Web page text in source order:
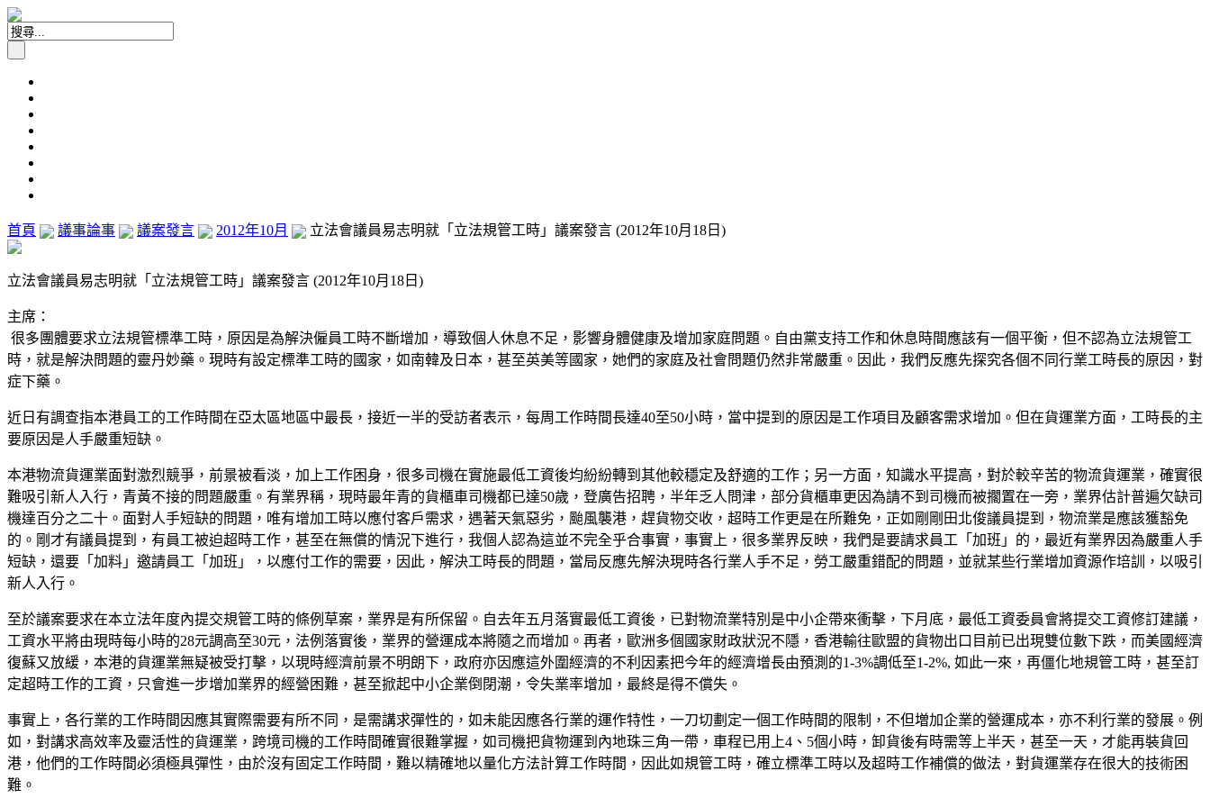
首頁 議事論事 議案發言 2012年10月 立法會議員易志明就「立法規管工時」議案發言 (2012年10月18日)
立法會議員易志明就「立法規管工時」議案發言 (2012年10月18日)
主席：
很多團體要求立法規管標準工時，原因是為解決僱員工時不斷增加，導致個人休息不足，影響身體健康及增加家庭問題。自由黨支持工作和休息時間應該有一個平衡，但不認為立法規管工
時，就是解決問題的靈丹妙藥。現時有設定標準工時的國家，如南韓及日本，甚至英美等國家，她們的家庭及社會問題仍然非常嚴重。因此，我們反應先探究各個不同行業工時長的原因，對
症下藥。
近日有調查指本港員工的工作時間在亞太區地區中最長，接近一半的受訪者表示，每周工作時間長達40至50小時，當中提到的原因是工作項目及顧客需求增加。但在貨運業方面，工時長的主
要原因是人手嚴重短缺。
本港物流貨運業面對激烈競爭，前景被看淡，加上工作困身，很多司機在實施最低工資後均紛紛轉到其他較穩定及舒適的工作；另一方面，知識水平提高，對於較辛苦的物流貨運業，確實很
難吸引新人入行，青黃不接的問題嚴重。有業界稱，現時最年青的貨櫃車司機都已達50歲，登廣告招聘，半年乏人問津，部分貨櫃車更因為請不到司機而被擱置在一旁，業界估計普遍欠缺司
機達百分之二十。面對人手短缺的問題，唯有增加工時以應付客戶需求，遇著天氣惡劣，颱風襲港，趕貨物交收，超時工作更是在所難免，正如剛剛田北俊議員提到，物流業是應該獲豁免
的。剛才有議員提到，有員工被迫超時工作，甚至在無償的情況下進行，我個人認為這並不完全乎合事實，事實上，很多業界反映，我們是要請求員工「加班」的，最近有業界因為嚴重人手
短缺，還要「加料」邀請員工「加班」，以應付工作的需要，因此，解決工時長的問題，當局反應先解決現時各行業人手不足，勞工嚴重錯配的問題，並就某些行業增加資源作培訓，以吸引
新人入行。
至於議案要求在本立法年度內提交規管工時的條例草案，業界是有所保留。自去年五月落實最低工資後，已對物流業特別是中小企帶來衝擊，下月底，最低工資委員會將提交工資修訂建議，
工資水平將由現時每小時的28元調高至30元，法例落實後，業界的營運成本將隨之而增加。再者，歐洲多個國家財政狀況不隱，香港輸往歐盟的貨物出口目前已出現雙位數下跌，而美國經濟
復蘇又放緩，本港的貨運業無疑被受打擊，以現時經濟前景不明朗下，政府亦因應這外圍經濟的不利因素把今年的經濟增長由預測的1-3%調低至1-2%, 如此一來，再僵化地規管工時，甚至訂
定超時工作的工資，只會進一步增加業界的經營困難，甚至掀起中小企業倒閉潮，令失業率增加，最終是得不償失。
事實上，各行業的工作時間因應其實際需要有所不同，是需講求彈性的，如未能因應各行業的運作特性，一刀切劃定一個工作時間的限制，不但増加企業的營運成本，亦不利行業的發展。例
如，對講求高效率及靈活性的貨運業，跨境司機的工作時間確實很難掌握，如司機把貨物運到內地珠三角一帶，車程已用上4、5個小時，卸貨後有時需等上半天，甚至一天，才能再裝貨回
港，他們的工作時間必須極具彈性，由於沒有固定工作時間，難以精確地以量化方法計算工作時間，因此如規管工時，確立標準工時以及超時工作補償的做法，對貨運業存在很大的技術困
難。